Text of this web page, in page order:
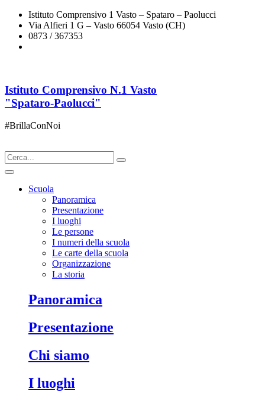
Istituto Comprensivo 1 Vasto – Spataro – Paolucci
Via Alfieri 1 G – Vasto 66054 Vasto (CH)
0873 / 367353
Istituto Comprensivo N.1 Vasto
"Spataro-Paolucci"
#BrillaConNoi
Scuola
Panoramica
Presentazione
I luoghi
Le persone
I numeri della scuola
Le carte della scuola
Organizzazione
La storia
Panoramica
Presentazione
Chi siamo
I luoghi